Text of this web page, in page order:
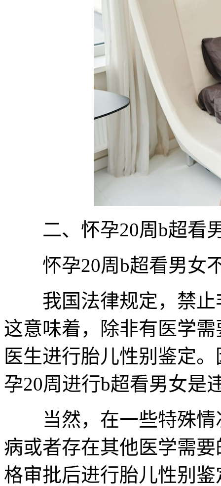
二、怀孕20周b超看
怀孕20周b超看男女
我国法律规定，禁止
这意味着，除非有医学
医生进行胎儿性别鉴定
孕20周进行b超看男女是
当然，在一些特殊情
病或者存在其他医学需
格审批后进行胎儿性别